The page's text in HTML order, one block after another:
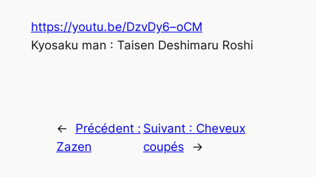
https://youtu.be/DzvDy6–oCM
Kyosaku man : Taisen Deshimaru Roshi
←
Précédent :
Zazen
Suivant : Cheveux
coupés
→